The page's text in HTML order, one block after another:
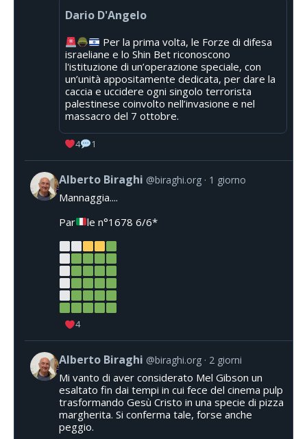
Dario D'Angelo
Per la prima volta, le Forze di difesa
israeliane e lo Shin Bet riconoscono
l'istituzione di un’operazione speciale, con
un’unità appositamente dedicata, per dare la
caccia e uccidere ogni singolo terrorista
palestinese coinvolto nell’invasione e nel
massacro del 7 ottobre.
4 1
Alberto Biraghi @biraghi.org 1 giorno
Mannaggia....
Par
le n°1678 6/6*
4
Alberto Biraghi @biraghi.org 2 giorni
Mi vanto di aver considerato Mel Gibson un
esaltato fin dai tempi in cui fece del cinema pulp
trasformando Gesù Cristo in una specie di pizza
margherita. Si conferma tale, forse anche
peggio.